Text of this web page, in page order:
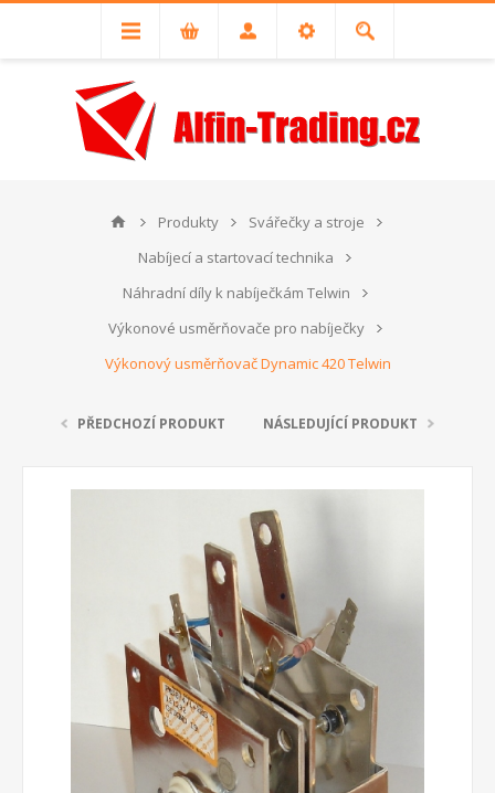
Produkty
Svářečky a stroje
Nabíjecí a startovací technika
Náhradní díly k nabíječkám Telwin
Výkonové usměrňovače pro nabíječky
Výkonový usměrňovač Dynamic 420 Telwin
PŘEDCHOZÍ PRODUKT NÁSLEDUJÍCÍ PRODUKT